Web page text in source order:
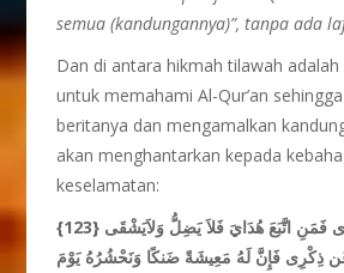
semua (kandungannya)”, tanpa ada
Dan di antara hikmah tilawah adalah
untuk memahami Al-Qur’an
beritanya dan mengamalkan
akan menghantarkan kepada
keselamatan:
فَإِمَّا يَأْتِيَنَّكُم مِّنِّي هُدًى فَمَنِ اتَّبَعَ هُدَايَ فَلاَ يَضِلُّ وَلاَيَشْقَى {123}
ذِكْرِى فَإِنَّ لَهُ مَعِيشَةً ضَنكًا وَنَحْشُرُهُ يَوْمَ